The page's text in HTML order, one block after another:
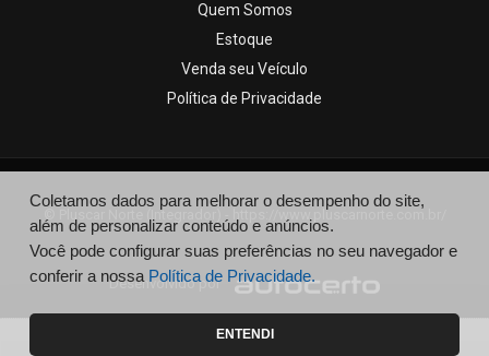
Quem Somos
Estoque
Venda seu Veículo
Política de Privacidade
© Pluscar Norte (Integrador) - https://www.pluscarnorte.com.br/
Desenvolvido por
Coletamos dados para melhorar o desempenho do site,
além de personalizar conteúdo e anúncios.
Você pode configurar suas preferências no seu navegador e
conferir a nossa Política de Privacidade.
ENTENDI